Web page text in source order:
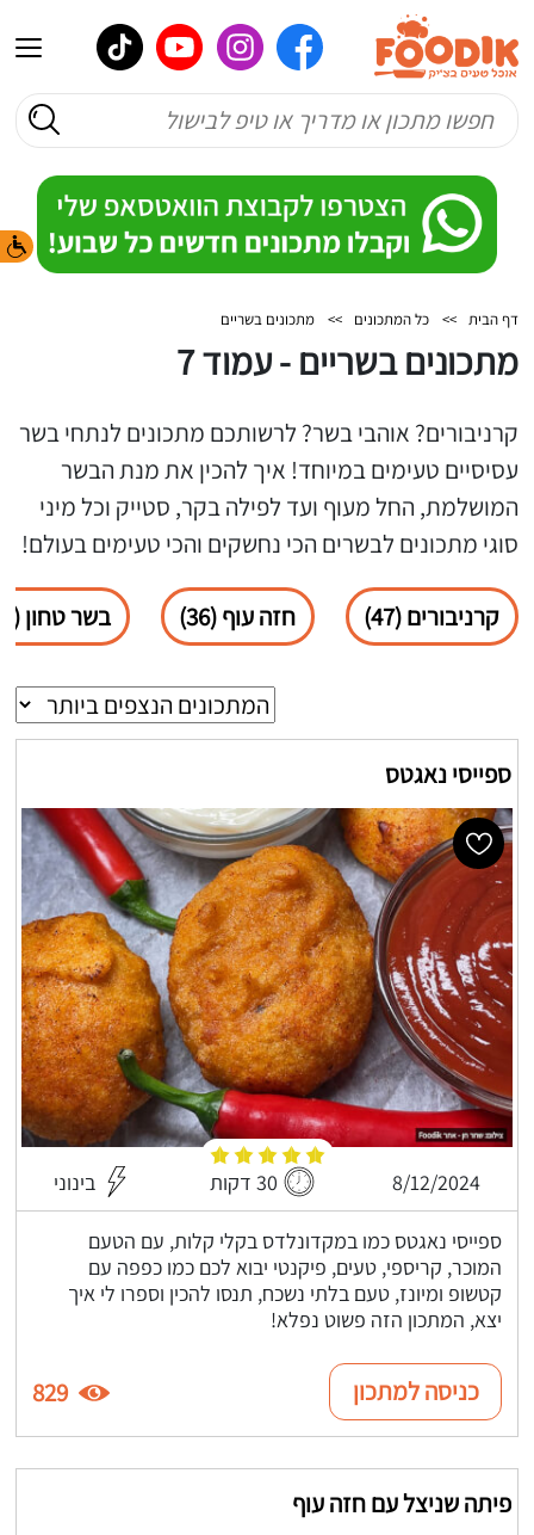
דף הבית >> כל המתכונים >> מתכונים בשריים
מתכונים בשריים - עמוד 7
קרניבורים? אוהבי בשר? לרשותכם מתכונים לנתחי בשר
עסיסיים טעימים במיוחד! איך להכין את מנת הבשר
המושלמת, החל מעוף ועד לפילה בקר, סטייק וכל מיני
סוגי מתכונים לבשרים הכי נחשקים והכי טעימים בעולם!
קרניבורים (47) חזה עוף (36) בשר טחון (34)
ספייסי נאגטס
8/12/2024 30 דקות בינוני
ספייסי נאגטס כמו במקדונלדס בקלי קלות, עם הטעם
המוכר, קריספי, טעים, פיקנטי יבוא לכם כמו כפפה עם
קטשופ ומיונז, טעם בלתי נשכח, תנסו להכין וספרו לי איך
יצא, המתכון הזה פשוט נפלא!
כניסה למתכון 829
פיתה שניצל עם חזה עוף